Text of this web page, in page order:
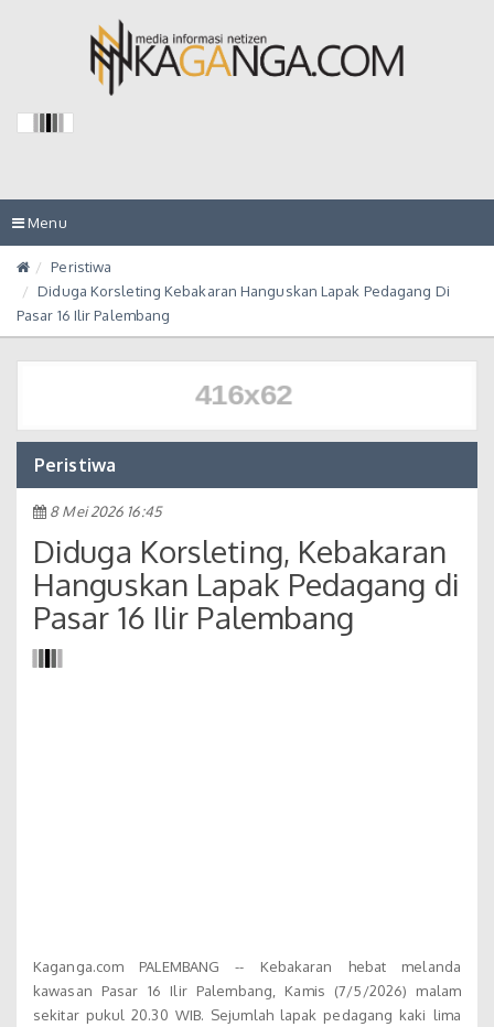
Toggle
navigation
Menu
Peristiwa
Diduga Korsleting Kebakaran Hanguskan Lapak Pedagang Di
Pasar 16 Ilir Palembang
Peristiwa
8 Mei 2026 16:45
Diduga Korsleting, Kebakaran
Hanguskan Lapak Pedagang di
Pasar 16 Ilir Palembang
Kaganga.com PALEMBANG -- Kebakaran hebat melanda
kawasan Pasar 16 Ilir Palembang, Kamis (7/5/2026) malam
sekitar pukul 20.30 WIB. Sejumlah lapak pedagang kaki lima